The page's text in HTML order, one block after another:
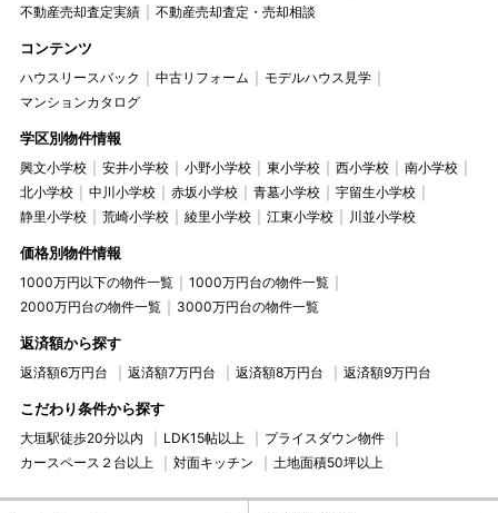
不動産売却査定実績
不動産売却査定・売却相談
コンテンツ
ハウスリースバック 中古リフォーム
モデルハウス見学
マンションカタログ
学区別物件情報
興文小学校 安井小学校 小野小学校 東小学校 西小学校
南小学校
北小学校
中川小学校 赤坂小学校 青墓小学校
宇留生小学校
静里小学校
荒崎小学校 綾里小学校 江東小学校 川並小学校
価格別物件情報
1000万円以下の物件一覧
1000万円台の物件一覧
2000万円台の物件一覧
3000万円台の物件一覧
返済額から探す
返済額6万円台 返済額7万円台 返済額8万円台 返済額9万円台
こだわり条件から探す
大垣駅徒歩20分以内 LDK15帖以上
プライスダウン物件
カースペース２台以上
対面キッチン 土地面積50坪以上